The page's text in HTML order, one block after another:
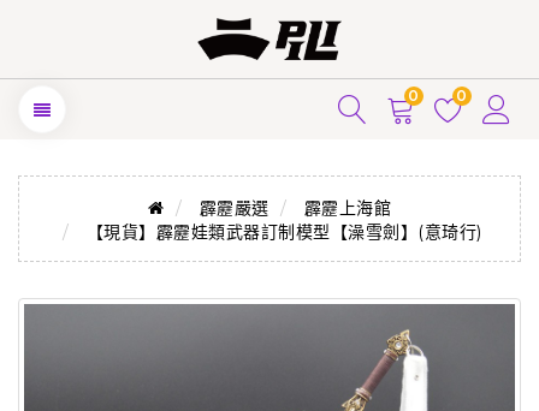
0 0
霹靂嚴選
霹靂上海館
【現貨】霹靂娃類武器訂制模型【澡雪劍】(意琦行)